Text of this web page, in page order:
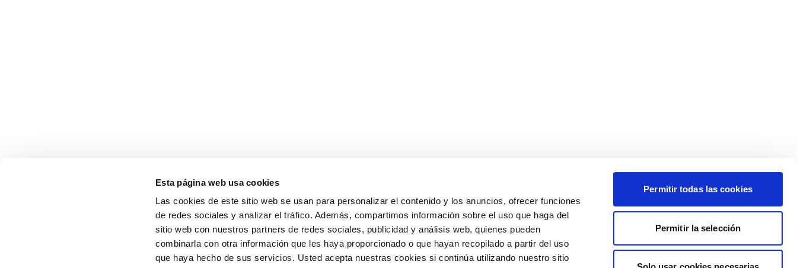
Esta página web usa cookies
Las cookies de este sitio web se usan para personalizar el contenido y los anuncios, ofrecer funciones
de redes sociales y analizar el tráfico. Además, compartimos información sobre el uso que haga del
sitio web con nuestros partners de redes sociales, publicidad y análisis web, quienes pueden
combinarla con otra información que les haya proporcionado o que hayan recopilado a partir del uso
que haya hecho de sus servicios. Usted acepta nuestras cookies si continúa utilizando nuestro sitio
Permitir todas las cookies
Permitir la selección